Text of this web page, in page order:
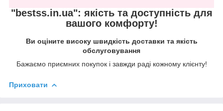
"bestss.in.ua": якість та доступність для
вашого комфорту!
Ви оціните високу швидкість доставки та якість
обслуговування
Бажаємо приємних покупок і завжди раді кожному клієнту!
Приховати